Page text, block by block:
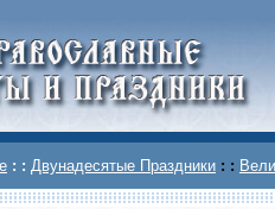
: : Двунадесятые Праздники : :